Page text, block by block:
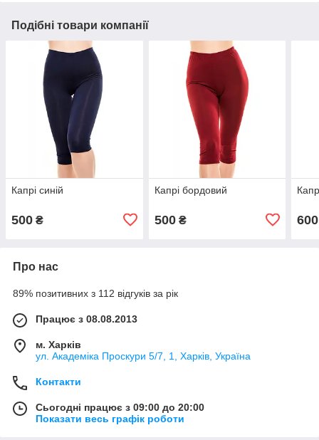
Подібні товари компанії
Капрі синій
500 ₴
Капрі бордовий
500₴ 600
Про нас
89% позитивних з 112 відгуків за рік
Працює з 08.08.2013
м. Харків
ул. Академіка Проскури 5/7, 1, Харків, Україна
Контакти
Сьогодні працює з 09:00 до 20:00
Показати весь графік роботи